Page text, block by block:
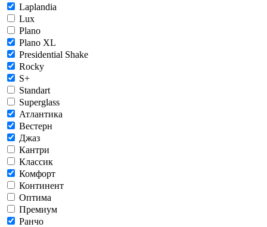
Laplandia
Lux
Plano
Plano XL
Presidential Shake
Rocky
S+
Standart
Superglass
Атлантика
Вестерн
Джаз
Кантри
Классик
Комфорт
Континент
Оптима
Премиум
Ранчо